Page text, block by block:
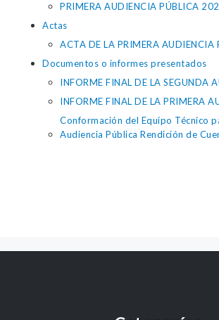
PRIMERA AUDIENCIA PÚBLICA
Actas
ACTA DE LA PRIMERA AUDIENCIA
Documentos o informes presentados
INFORME FINAL DE LA SEGUNDA
INFORME FINAL DE LA PRIMERA
Conformación del Equipo Técnico
Audiencia Pública Rendición de